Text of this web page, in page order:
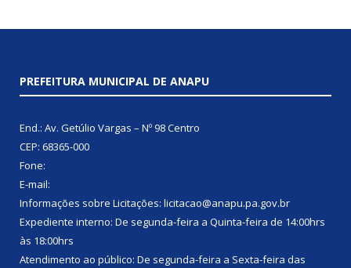
PREFEITURA MUNICIPAL DE ANAPU
End.: Av. Getúlio Vargas – Nº 98 Centro
CEP: 68365-000
Fone:
E-mail:
Informações sobre Licitações: licitacao@anapu.pa.gov.br
Expediente interno: De segunda-feira a Quinta-feira de 14:00hrs
às 18:00hrs
Atendimento ao público: De segunda-feira a Sexta-feira das